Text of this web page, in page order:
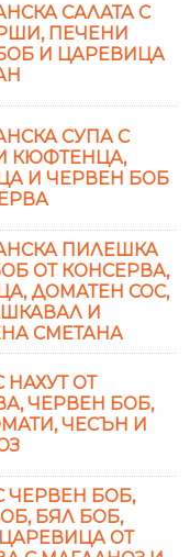
САЛАТА С
ПЕЧЕНИ
И ЦАРЕВИЦА
СУПА С
КЮФТЕНЦА,
И ЧЕРВЕН БОБ
ПИЛЕШКА
ОТ КОНСЕРВА,
ДОМАТЕН СОС,
И
СМЕТАНА
НАХУТ ОТ
ЧЕРВЕН БОБ,
ЧЕСЪН И
ЧЕРВЕН БОБ,
БЯЛ БОБ,
ОТ